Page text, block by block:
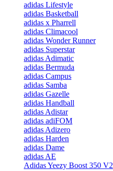
adidas Lifestyle
adidas Basketball
adidas x Pharrell
adidas Climacool
adidas Wonder Runner
adidas Superstar
adidas Adimatic
adidas Bermuda
adidas Campus
adidas Samba
adidas Gazelle
adidas Handball
adidas Adistar
adidas adiFOM
adidas Adizero
adidas Harden
adidas Dame
adidas AE
Adidas Yeezy Boost 350 V2